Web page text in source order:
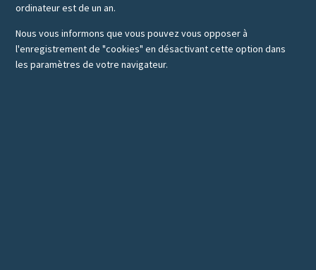
ordinateur est de un an.
Nous vous informons que vous pouvez vous opposer à
l'enregistrement de "cookies" en désactivant cette option dans
les paramètres de votre navigateur.